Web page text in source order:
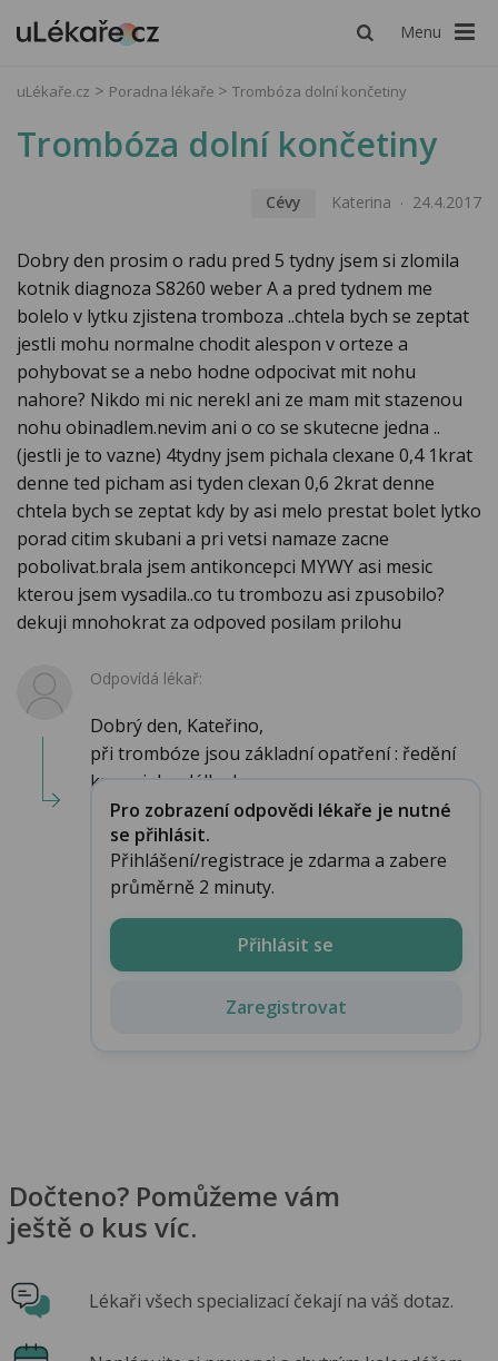
Menu
uLékaře.cz Poradna lékaře Trombóza dolní končetiny
Trombóza dolní končetiny
Cévy Katerina 24.4.2017
Dobry den prosim o radu pred 5 tydny jsem si zlomila
kotnik diagnoza S8260 weber A a pred tydnem me
bolelo v lytku zjistena tromboza ..chtela bych se zeptat
jestli mohu normalne chodit alespon v orteze a
pohybovat se a nebo hodne odpocivat mit nohu
nahore? Nikdo mi nic nerekl ani ze mam mit stazenou
nohu obinadlem.nevim ani o co se skutecne jedna ..
(jestli je to vazne) 4tydny jsem pichala clexane 0,4 1krat
denne ted picham asi tyden clexan 0,6 2krat denne
chtela bych se zeptat kdy by asi melo prestat bolet lytko
porad citim skubani a pri vetsi namaze zacne
pobolivat.brala jsem antikoncepci MYWY asi mesic
kterou jsem vysadila..co tu trombozu asi zpusobilo?
dekuji mnohokrat za odpoved posilam prilohu
Odpovídá lékař:
Dobrý den, Kateřino,
při trombóze jsou základní opatření : ředění
krve - jeho délka b...
Pro zobrazení odpovědi lékaře je nutné
se přihlásit.
Přihlášení/registrace je zdarma a zabere
průměrně 2 minuty.
Přihlásit se
Zaregistrovat
Dočteno? Pomůžeme vám
ještě o kus víc.
Lékaři všech specializací čekají na váš dotaz.